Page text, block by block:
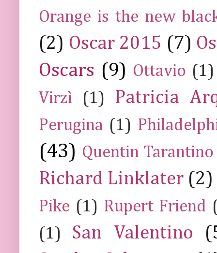
Orange is the new
(2) Oscar 2015 (7)
Oscars (9) Ottavio (1)
Virzì
(1) Patricia
Perugina (1)
(43) Quentin Tarantino
Richard Linklater (2)
Pike (1) Rupert Friend
(1)
San Valentino